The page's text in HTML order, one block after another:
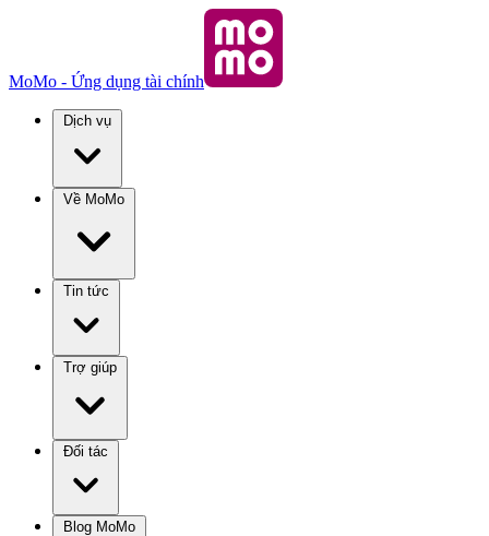
MoMo - Ứng dụng tài chính
Dịch vụ
Về MoMo
Tin tức
Trợ giúp
Đối tác
Blog MoMo